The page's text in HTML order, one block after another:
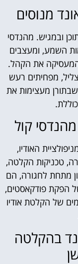
מנוסים
ובמגיש. מהנדסי
השמע, ומעצבים
המעסיקה את הקהל.
צליל, מפחיתים רעש
מעצימות את
קול
האודיו,
טכניקות הקלטה,
מתחת לחגורה, הם
הפקת פודקאסטים,
של הקלטת אודיו
בהקלטה